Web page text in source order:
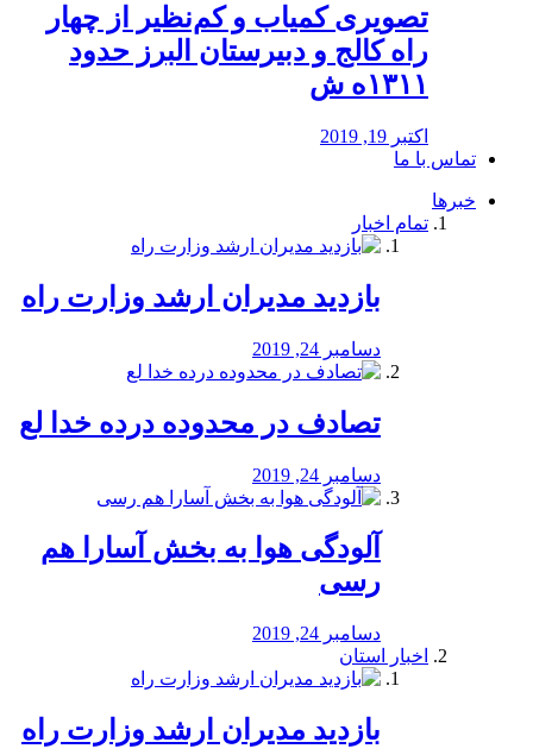
️تصویری کمیاب و کم‌نظیر از چهار
راه كالج و دبيرستان البرز حدود
۱۳۱۱ه ش
اکتبر 19, 2019
تماس با ما
خبرها
تمام اخبار
بازدید مدیران ارشد وزارت راه
دسامبر 24, 2019
تصادف در محدوده درده خدا لع
دسامبر 24, 2019
آلودگی هوا به بخش آسارا هم
رسی
دسامبر 24, 2019
اخبار استان
بازدید مدیران ارشد وزارت راه